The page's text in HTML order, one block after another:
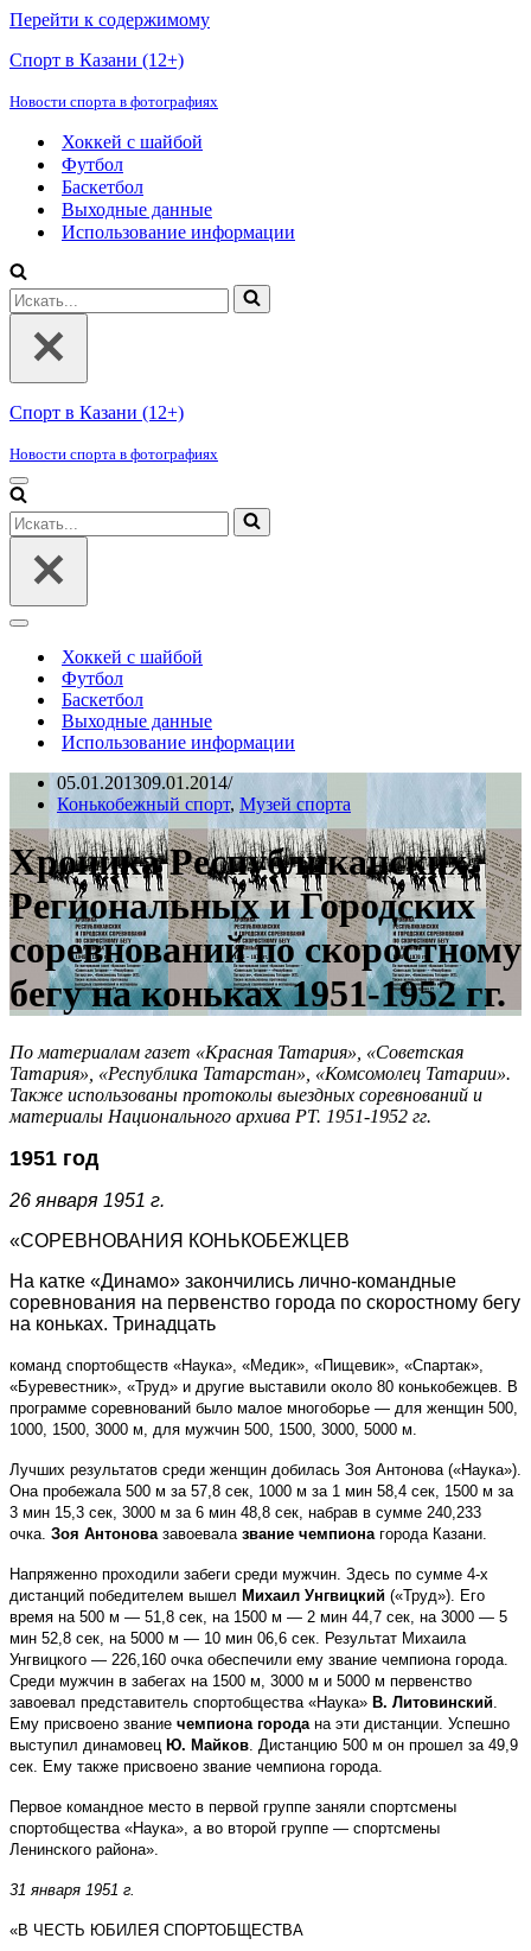
Перейти к содержимому
Спорт в Казани (12+)
Новости спорта в фотографиях
Хоккей с шайбой
Футбол
Баскетбол
Выходные данные
Использование информации
Искать...
Спорт в Казани (12+)
Новости спорта в фотографиях
Меню
навигации
Искать...
Меню
навигацииХоккей с шайбой
Футбол
Баскетбол
Выходные данные
Использование информации
05.01.201309.01.2014
Конькобежный спорт, Музей спорта
Хроника Республиканских,
Региональных и Городских
соревнований по скоростному
бегу на коньках 1951-1952 гг.
По материалам газет «Красная Татария», «Советская
Татария», «Республика Татарстан», «Комсомолец Татарии».
Также использованы протоколы выездных соревнований и
материалы Национального архива РТ. 1951-1952 гг.
1951 год
26 января 1951 г.
«СОРЕВНОВАНИЯ КОНЬКОБЕЖЦЕВ
На катке «Динамо» закончились лично-командные
соревнования на первенство города по скоростному бегу
на коньках. Тринадцать
команд спортобществ «Наука», «Медик», «Пищевик», «Спартак»,
«Буревестник», «Труд» и другие выставили около 80 конькобежцев. В
программе соревнований было малое многоборье — для женщин 500,
1000, 1500, 3000 м, для мужчин 500, 1500, 3000, 5000 м.
Лучших результатов среди женщин добилась Зоя Антонова («Наука»).
Она пробежала 500 м за 57,8 сек, 1000 м за 1 мин 58,4 сек, 1500 м за
3 мин 15,3 сек, 3000 м за 6 мин 48,8 сек, набрав в сумме 240,233
очка. Зоя Антонова завоевала звание чемпиона города Казани.
Напряженно проходили забеги среди мужчин. Здесь по сумме 4-х
дистанций победителем вышел Михаил Унгвицкий («Труд»). Его
время на 500 м — 51,8 сек, на 1500 м — 2 мин 44,7 сек, на 3000 — 5
мин 52,8 сек, на 5000 м — 10 мин 06,6 сек. Результат Михаила
Унгвицкого — 226,160 очка обеспечили ему звание чемпиона города.
Среди мужчин в забегах на 1500 м, 3000 м и 5000 м первенство
завоевал представитель спортобщества «Наука» В. Литовинский
Ему присвоено звание чемпиона города на эти дистанции. Успешно
выступил динамовец Ю. Майков . Дистанцию 500 м он прошел за 49,9
сек. Ему также присвоено звание чемпиона города.
Первое командное место в первой группе заняли спортсмены
спортобщества «Наука», а во второй группе — спортсмены
Ленинского района».
31 января 1951 г.
«В ЧЕСТЬ ЮБИЛЕЯ СПОРТОБЩЕСТВА